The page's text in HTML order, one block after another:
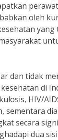
oleh
yang
dan tidak
di
HIV/
sementara
secara
dua